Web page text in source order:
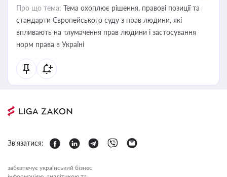
Про що тема: Тема охоплює рішення, правові позиції та
стандарти Європейського суду з прав людини, які
впливають на тлумачення прав людини і застосування
норм права в Україні
Зв'язатися:
забезпечує український бізнес